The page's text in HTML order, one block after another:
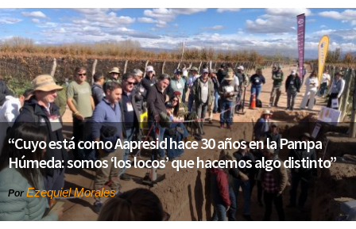
“Cuyo está como Aapresid hace 30 años en la Pampa
Húmeda: somos ‘los locos’ que hacemos algo distinto”
PorEzequiel Morales